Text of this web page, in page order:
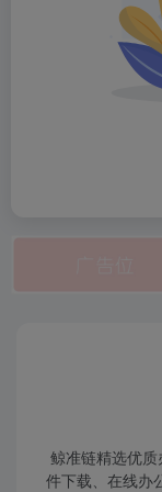
鲸准链精选优
件下载、在线办